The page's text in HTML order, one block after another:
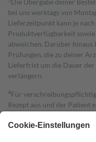
Die Übergabe deiner
bei uns werktags von
Lieferzeitpunkt kann je
Produktverfügbarkeit
abweichen. Darüber
Prüfungen, die zu deiner
Lieferfrist um die Dauer
verlängern.
4Für
Rezept aus und der Patient
Kosten dafür, der